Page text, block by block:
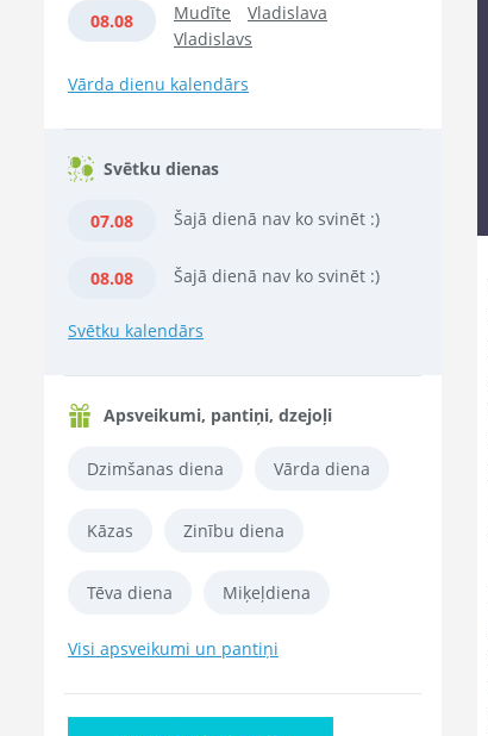
08.08 Mudīte
Vladislava
Vladislavs
Vārda dienu kalendārs
Svētku dienas
07.08 Šajā dienā nav ko svinēt :)
08.08 Šajā dienā nav ko svinēt :)
Svētku kalendārs
Apsveikumi, pantiņi, dzejoļi
Dzimšanas diena Vārda diena
Kāzas Zinību diena
Tēva diena Miķeļdiena
Visi apsveikumi un pantiņi